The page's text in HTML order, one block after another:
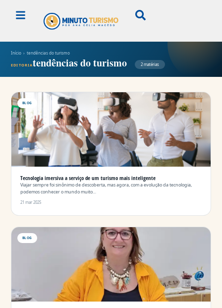
Início › tendências do turismo
EDITORIAtendências do turismo 2 matérias
BLOG
Tecnologia imersiva a serviço de um turismo mais inteligente
Viajar sempre foi sinônimo de descoberta, mas agora, com a evolução da tecnologia,
podemos conhecer o mundo muito…
21 mar 2025
BLOG